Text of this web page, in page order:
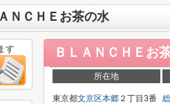
ＮＣＨＥお茶の水
ＢＬＡＮＣＨＥお
所在地
東京都文京区本郷 ２丁目3番
す